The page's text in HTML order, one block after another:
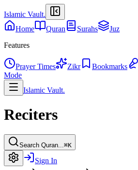
Islamic Vault.
Home
Quran Surahs
Juz
Features
Prayer Times Zikr Bookmarks
Mode
Islamic Vault.
Reciters
Search Quran... ⌘K
Sign In